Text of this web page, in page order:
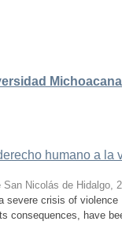
humano a la
San Nicolás de Hidalgo,
severe crisis of
consequences, have